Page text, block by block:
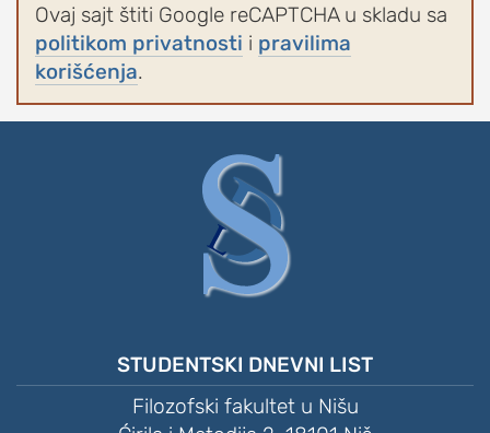
Ovaj sajt štiti Google reCAPTCHA u skladu sa
politikom privatnosti i pravilima
korišćenja.
STUDENTSKI DNEVNI LIST
Filozofski fakultet u Nišu